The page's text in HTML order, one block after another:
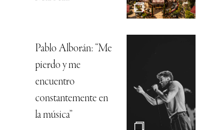
Pablo Alborán: “Me
pierdo y me
encuentro
constantemente en
la música”